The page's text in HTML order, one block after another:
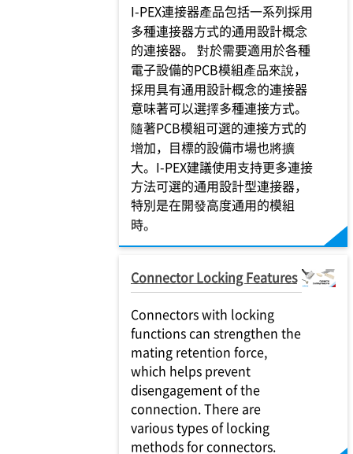
I-PEX連接器產品包括一系列採用
多種連接器方式的通用設計概念
的連接器。 對於需要適用於各種
電子設備的PCB模組產品來說，
採用具有通用設計概念的連接器
意味著可以選擇多種連接方式。
隨著PCB模組可選的連接方式的
增加，目標的設備市場也將擴
大。I-PEX建議使用支持更多連接
方法可選的通用設計型連接器，
特別是在開發高度通用的模組
時。
Connector Locking Features
Connectors with locking
functions can strengthen the
mating retention force,
which helps prevent
disengagement of the
connection. There are
various types of locking
methods for connectors.